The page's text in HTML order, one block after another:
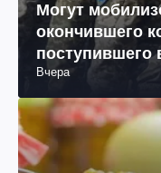
Могут
окончившего
поступившего
юриста
Вчера